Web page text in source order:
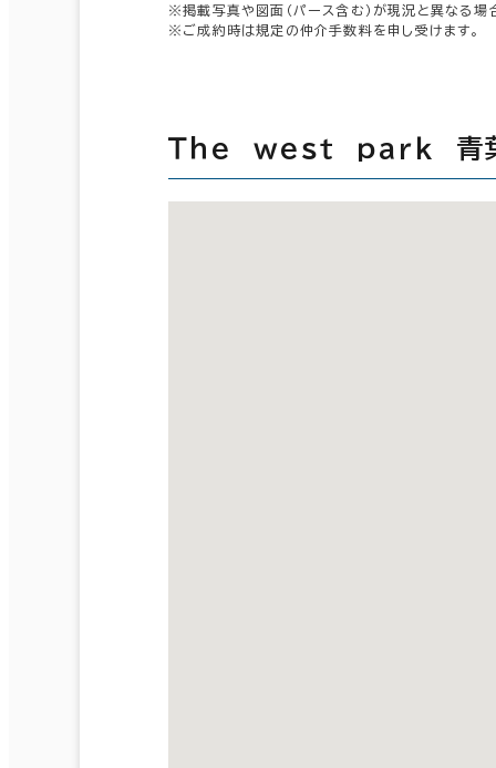
※掲載写真や図面（パース含む）が現況と異なる場
※ご成約時は規定の仲介手数料を申し受けます。
Ｔｈｅ ｗｅｓｔ ｐａｒｋ